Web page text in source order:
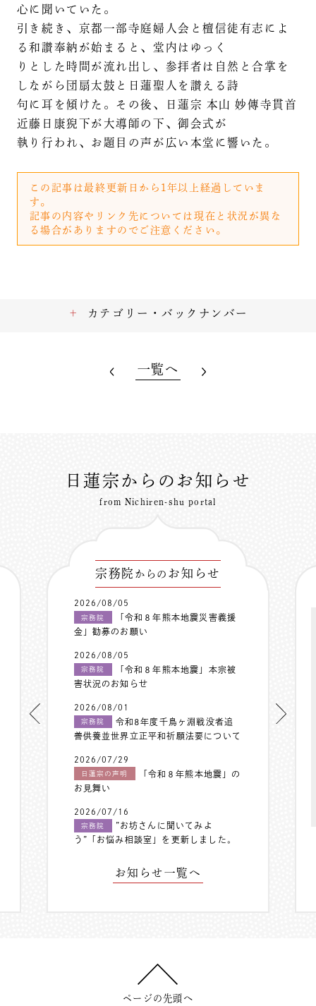
心に聞いていた。
引き続き、京都一部寺庭婦人会と檀信徒有志によ
る和讃奉納が始まると、堂内はゆっく
りとした時間が流れ出し、参拝者は自然と合掌を
しながら団扇太鼓と日蓮聖人を讃える詩
句に耳を傾けた。その後、日蓮宗 本山 妙傳寺貫首
近藤日康猊下が大導師の下、御会式が
執り行われ、お題目の声が広い本堂に響いた。
この記事は最終更新日から1年以上経過していま
す。
記事の内容やリンク先については現在と状況が異な
る場合がありますのでご注意ください。
カテゴリー・バックナンバー
一覧へ
日蓮宗からのお知らせ
from Nichiren-shu portal
宗務院 からの お知らせ
2026/08/05
宗務院
「令和８年熊本地震災害義援
金」勧募のお願い
2026/08/05
宗務院
「令和８年熊本地震」本宗被
害状況のお知らせ
2026/08/01
宗務院
令和8年度千鳥ヶ淵戦没者追
善供養並世界立正平和祈願法要について
2026/07/29
日蓮宗の声明
「令和８年熊本地震」の
お見舞い
2026/07/16
宗務院
”お坊さんに聞いてみよ
う”「お悩み相談室」を更新しました。
お知らせ一覧へ
ページの先頭へ